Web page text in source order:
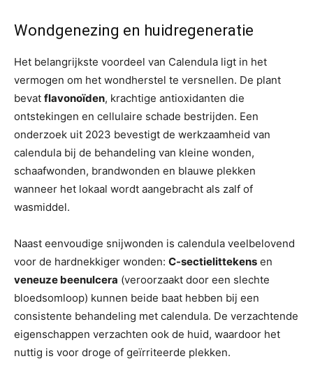
Wondgenezing en huidregeneratie
Het belangrijkste voordeel van Calendula ligt in het
vermogen om het wondherstel te versnellen. De plant
bevat flavonoïden, krachtige antioxidanten die
ontstekingen en cellulaire schade bestrijden. Een
onderzoek uit 2023 bevestigt de werkzaamheid van
calendula bij de behandeling van kleine wonden,
schaafwonden, brandwonden en blauwe plekken
wanneer het lokaal wordt aangebracht als zalf of
wasmiddel.
Naast eenvoudige snijwonden is calendula veelbelovend
voor de hardnekkiger wonden: C-sectielittekens en
veneuze beenulcera (veroorzaakt door een slechte
bloedsomloop) kunnen beide baat hebben bij een
consistente behandeling met calendula. De verzachtende
eigenschappen verzachten ook de huid, waardoor het
nuttig is voor droge of geïrriteerde plekken.